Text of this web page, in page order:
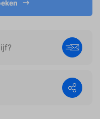
op en relevant zijn